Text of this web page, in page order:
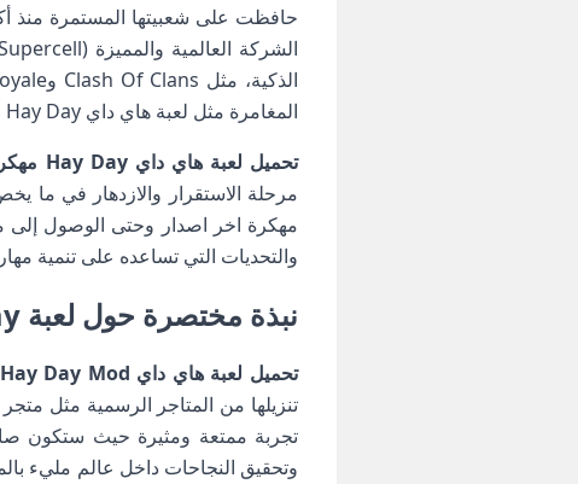
المغامرة مثل لعبة هاي داي Hay Day مهكرة تمكنت بدون منازع من تحقيق نجاح باهر وإنتشار واسع بين المستخدمين حول العالم.
تحميل لعبة هاي داي Hay Day مهكرة
مهكرة اخر اصدار وحتى الوصول إلى
والتحديات التي تساعده على تنمية
نبذة مختصرة حول لعبة Hay Day مهكرة اخر اصدار برابط مباشر للاندرويد
تحميل لعبة هاي داي Hay Day Mod مهكرة
تجربة ممتعة ومثيرة حيث ستكون